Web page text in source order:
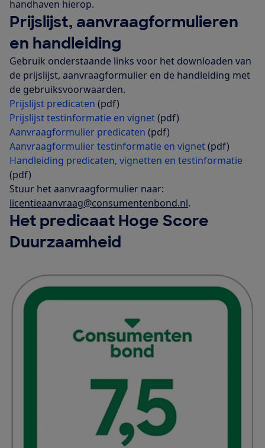
handhaven hierop.
Prijslijst, aanvraagformulieren
en handleiding
Gebruik onderstaande links voor het downloaden van
de prijslijst, aanvraagformulier en de handleiding met
de gebruiksvoorwaarden.
Prijslijst predicaten (pdf)
Prijslijst testinformatie en vignet(pdf)
Aanvraagformulier predicaten (pdf)
Aanvraagformulier testinformatie en vignet(pdf)
Handleiding predicaten, vignetten en testinformatie
(pdf)
Stuur het aanvraagformulier naar:
licentieaanvraag@consumentenbond.nl.
Het predicaat Hoge Score
Duurzaamheid